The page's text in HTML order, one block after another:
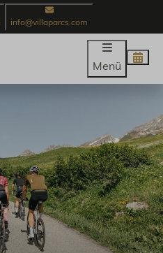
info@villaparcs.com
Menü